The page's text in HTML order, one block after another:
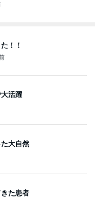
！！
活躍
大自然
た患者